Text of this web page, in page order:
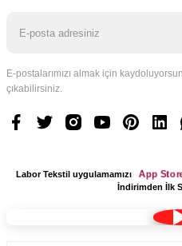
E-postalarımızı almak için
çıkabilirsiniz.
Labor Tekstil uygulamamızı App
İndirimden İlk